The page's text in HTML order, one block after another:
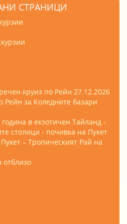
СТРАНИЦИ
круиз по Рейн 27.12.2026
Рейн за Коледните базари
в екзотичен Тайланд -
столици - почивка на Пукет
– Тропическият Рай на
отблизо